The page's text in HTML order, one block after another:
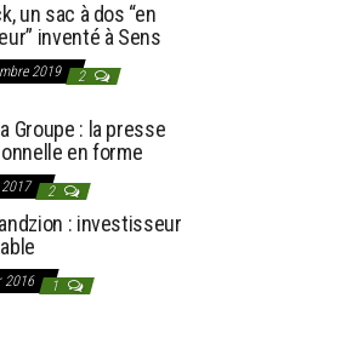
un sac à dos “en
inventé à Sens
2019 2
Groupe : la presse
en forme
2017 2
: investisseur
2016 1